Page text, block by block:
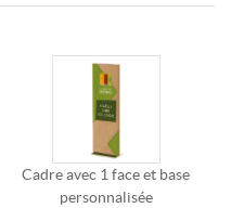
Cadre avec 1 face et base
personnalisée